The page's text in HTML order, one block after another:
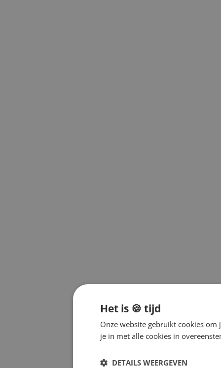
Het is 🍪 tijd
Onze website gebruikt cookies
je in met alle cookies in
DETAILS WEERGEVEN